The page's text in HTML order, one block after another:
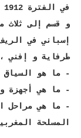
و قسم إلى ثلاث
إسباني في
طرفاية و إفني
- ما هو السياق
- ما هي أجهزة
- ما هي مراحل
المسلحة